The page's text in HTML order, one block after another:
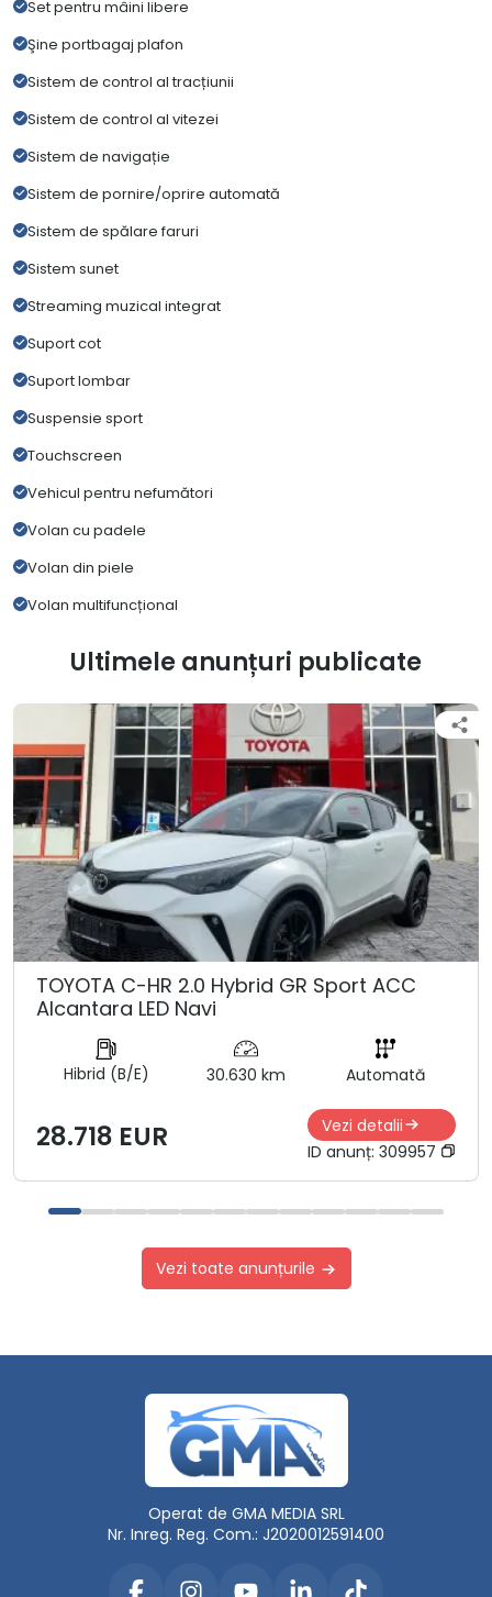
Set pentru mâini libere
Şine portbagaj plafon
Sistem de control al tracțiunii
Sistem de control al vitezei
Sistem de navigație
Sistem de pornire/oprire automată
Sistem de spălare faruri
Sistem sunet
Streaming muzical integrat
Suport cot
Suport lombar
Suspensie sport
Touchscreen
Vehicul pentru nefumători
Volan cu padele
Volan din piele
Volan multifuncțional
Ultimele anunțuri publicate
TOYOTA C-HR 2.0 Hybrid GR Sport ACC
Alcantara LED Navi
Hibrid (B/E) 30.630 km Automată
28.718 EUR
Vezi detalii
ID anunț: 309957
Vezi toate anunțurile
Operat de GMA MEDIA SRL
Nr. Inreg. Reg. Com.: J2020012591400